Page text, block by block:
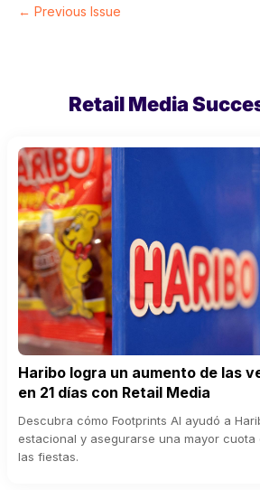
← Previous Issue
Retail Media
Haribo logra un aumento de las
en 21 días con Retail Media
Descubra cómo Footprints AI ayudó a
estacional y asegurarse una mayor
las fiestas.